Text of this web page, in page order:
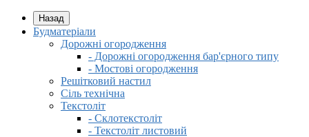
Назад
Будматеріали
Дорожні огородження
- Дорожні огородження бар'єрного типу
- Мостові огородження
Решітковий настил
Сіль технічна
Текстоліт
- Склотекстоліт
- Текстоліт листовий